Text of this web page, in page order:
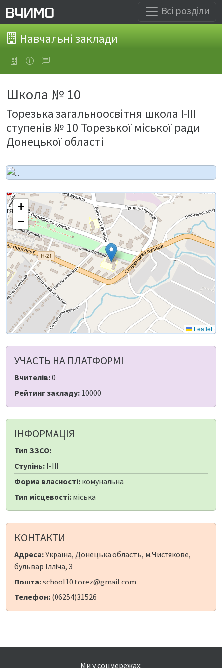
Всі розділи
Навчальні заклади
Школа № 10
Торезька загальноосвітня школа І-ІІІ
ступенів № 10 Торезької міської ради
Донецької області
+
−
Leaflet
УЧАСТЬ НА ПЛАТФОРМІ
Вчителів:0
Рейтинг закладу: 10000
ІНФОРМАЦІЯ
Тип ЗЗСО:
Ступінь: I-III
Форма власності: комунальна
Тип місцевості: міська
КОНТАКТИ
Адреса:Україна, Донецька область, м.Чистякове,
бульвар Ілліча, 3
Пошта:school10.torez@gmail.com
Телефон: (06254)31526
Ми у соцмережах: